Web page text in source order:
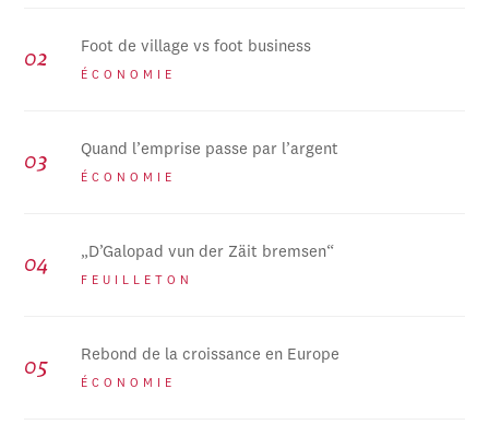
Foot de village vs foot business
ÉCONOMIE
Quand l’emprise passe par l’argent
ÉCONOMIE
„D’Galopad vun der Zäit bremsen“
FEUILLETON
Rebond de la croissance en Europe
ÉCONOMIE